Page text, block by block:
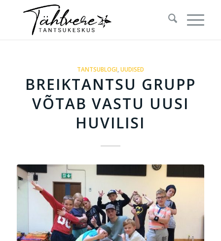
TANTSUBLOGI UUDISED
BREIKTANTSU GRUPP
VÕTAB VASTU UUSI
HUVILISI